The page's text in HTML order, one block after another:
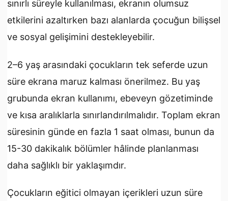
sınırlı süreyle kullanılması, ekranın olumsuz
etkilerini azaltırken bazı alanlarda çocuğun bilişsel
ve sosyal gelişimini destekleyebilir.
2–6 yaş arasındaki çocukların tek seferde uzun
süre ekrana maruz kalması önerilmez. Bu yaş
grubunda ekran kullanımı, ebeveyn gözetiminde
ve kısa aralıklarla sınırlandırılmalıdır. Toplam ekran
süresinin günde en fazla 1 saat olması, bunun da
15-30 dakikalık bölümler hâlinde planlanması
daha sağlıklı bir yaklaşımdır.
Çocukların eğitici olmayan içerikleri uzun süre